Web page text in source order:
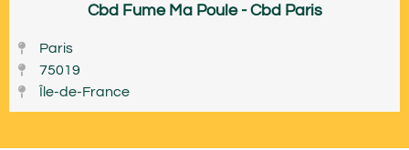
Cbd Fume Ma Poule - Cbd Paris
Paris
75019
Île-de-France